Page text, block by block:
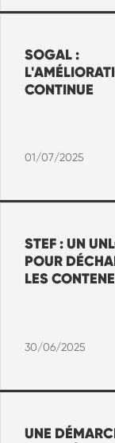
SOGAL :
CONTINUE
01/07/2025
STEF : UN
POUR
LES
30/06/2025
UNE